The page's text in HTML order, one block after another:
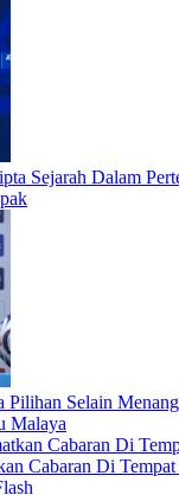
Sejarah Dalam
Pilihan Selain
Malaya
Cabaran Di